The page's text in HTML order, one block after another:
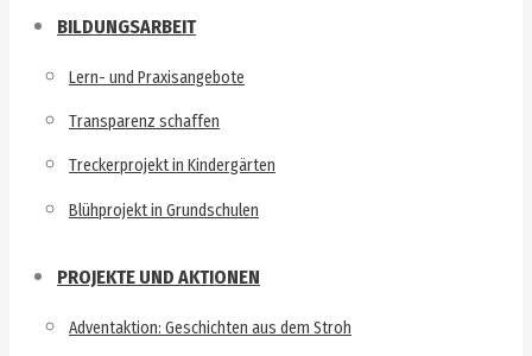
BILDUNGSARBEIT
Lern- und Praxisangebote
Transparenz schaffen
Treckerprojekt in Kindergärten
Blühprojekt in Grundschulen
PROJEKTE UND AKTIONEN
Adventaktion: Geschichten aus dem Stroh